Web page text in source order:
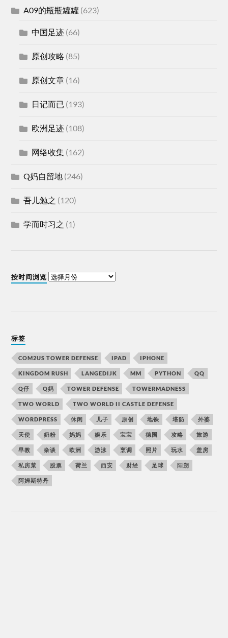
A09的瓶瓶罐罐 (623)
中国足迹 (66)
原创攻略 (85)
原创文章 (16)
日记而已 (193)
欧洲足迹 (108)
网络收集 (162)
Q妈自留地 (246)
吾儿勉之 (120)
学而时习之 (1)
按时间浏览
标签
COM2US TOWER DEFENSE IPAD IPHONE
KINGDOM RUSH LANGEDIJK MM PYTHON QQ
Q仔 Q妈 TOWER DEFENSE TOWERMADNESS
TWO WORLD TWO WORLD II CASTLE DEFENSE
WORDPRESS 休闲 儿子 原创 地铁 塔防 外婆
天使 奶粉 妈妈 娱乐 宝宝 德国 攻略 旅游
早教 杂谈 欧洲 游泳 烹调 照片 玩水 盖房
私房菜 股票 荷兰 西安 财经 足球 阳朔
阿姆斯特丹